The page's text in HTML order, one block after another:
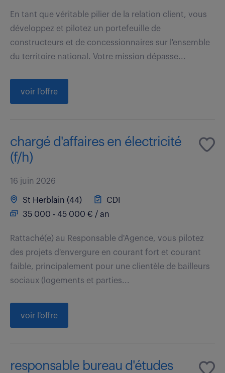
En tant que véritable pilier de la relation client, vous
développez et pilotez un portefeuille de
constructeurs et de concessionnaires sur l'ensemble
du territoire national. Votre mission dépasse...
voir l'offre
chargé d'affaires en électricité
(f/h)
16 juin 2026
St Herblain (44)
CDI
35 000 - 45 000 € / an
Rattaché(e) au Responsable d'Agence, vous pilotez
des projets d'envergure en courant fort et courant
faible, principalement pour une clientèle de bailleurs
sociaux (logements et parties...
voir l'offre
responsable bureau d'études